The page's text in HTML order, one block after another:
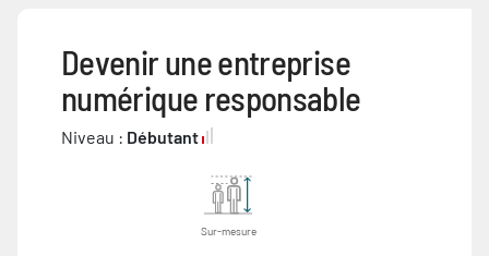
Devenir une entreprise
numérique responsable
Niveau : Débutant
Sur-mesure